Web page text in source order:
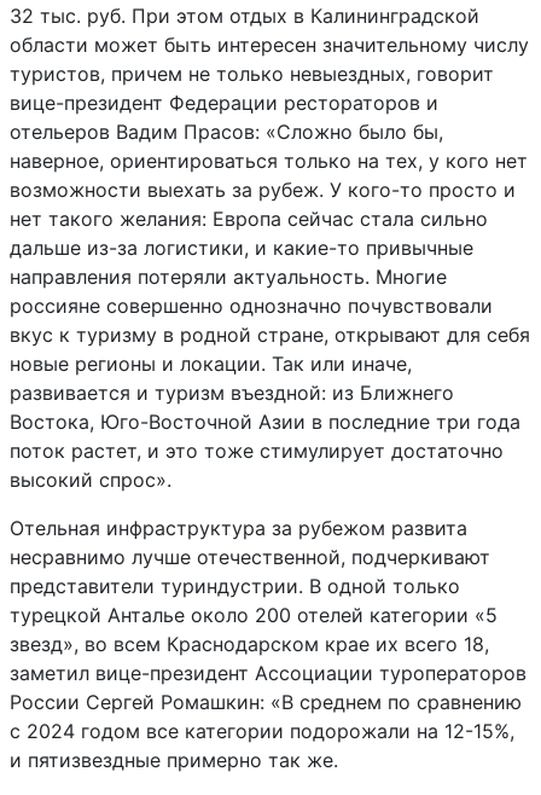
32 тыс. руб. При этом отдых в Калининградской
области может быть интересен значительному числу
туристов, причем не только невыездных, говорит
вице-президент Федерации рестораторов и
отельеров Вадим Прасов: «Сложно было бы,
наверное, ориентироваться только на тех, у кого нет
возможности выехать за рубеж. У кого-то просто и
нет такого желания: Европа сейчас стала сильно
дальше из-за логистики, и какие-то привычные
направления потеряли актуальность. Многие
россияне совершенно однозначно почувствовали
вкус к туризму в родной стране, открывают для себя
новые регионы и локации. Так или иначе,
развивается и туризм въездной: из Ближнего
Востока, Юго-Восточной Азии в последние три года
поток растет, и это тоже стимулирует достаточно
высокий спрос».
Отельная инфраструктура за рубежом развита
несравнимо лучше отечественной, подчеркивают
представители туриндустрии. В одной только
турецкой Анталье около 200 отелей категории «5
звезд», во всем Краснодарском крае их всего 18,
заметил вице-президент Ассоциации туроператоров
России Сергей Ромашкин: «В среднем по сравнению
с 2024 годом все категории подорожали на 12-15%,
и пятизвездные примерно так же.